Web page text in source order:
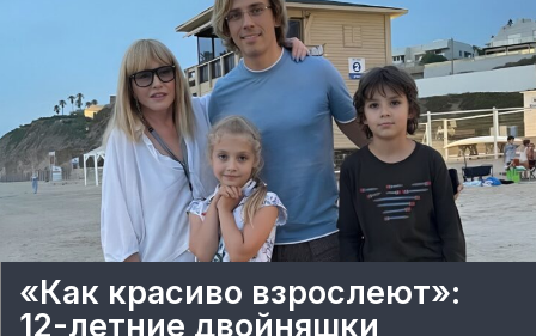
«Как красиво взрослеют»:
12-летние двойняшки